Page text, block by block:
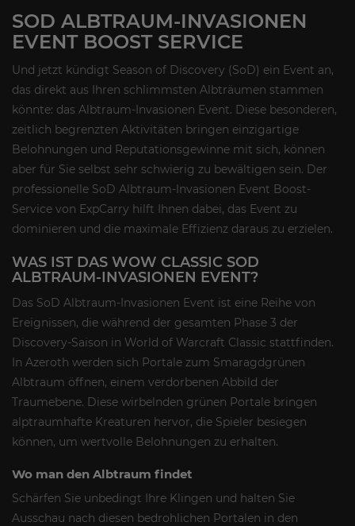
SOD ALBTRAUM-INVASIONEN
EVENT BOOST SERVICE
Und jetzt kündigt Season of Discovery (SoD) ein Event an,
das direkt aus Ihren schlimmsten Albträumen stammen
könnte: das Albtraum-Invasionen Event. Diese besonderen,
zeitlich begrenzten Aktivitäten bringen einzigartige
Belohnungen und Reputationsgewinne mit sich, können
aber für Sie selbst sehr schwierig zu bewältigen sein. Der
professionelle SoD Albtraum-Invasionen Event Boost-
Service von ExpCarry hilft Ihnen dabei, das Event zu
dominieren und die maximale Effizienz daraus zu erzielen.
WAS IST DAS WOW CLASSIC SOD
ALBTRAUM-INVASIONEN EVENT?
Das SoD Albtraum-Invasionen Event ist eine Reihe von
Ereignissen, die während der gesamten Phase 3 der
Discovery-Saison in World of Warcraft Classic stattfinden.
In Azeroth werden sich Portale zum Smaragdgrünen
Albtraum öffnen, einem verdorbenen Abbild der
Traumebene. Diese wirbelnden grünen Portale bringen
alptraumhafte Kreaturen hervor, die Spieler besiegen
können, um wertvolle Belohnungen zu erhalten.
Wo man den Albtraum findet
Schärfen Sie unbedingt Ihre Klingen und halten Sie
Ausschau nach diesen bedrohlichen Portalen in den